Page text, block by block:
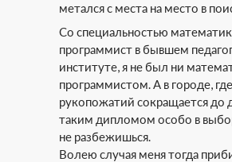
метался с места на место в
Со специальностью
программист в бывшем
институте, я не был ни
программистом. А в городе,
рукопожатий сокращается до
таким дипломом особо в
не разбежишься.
Волею случая меня тогда